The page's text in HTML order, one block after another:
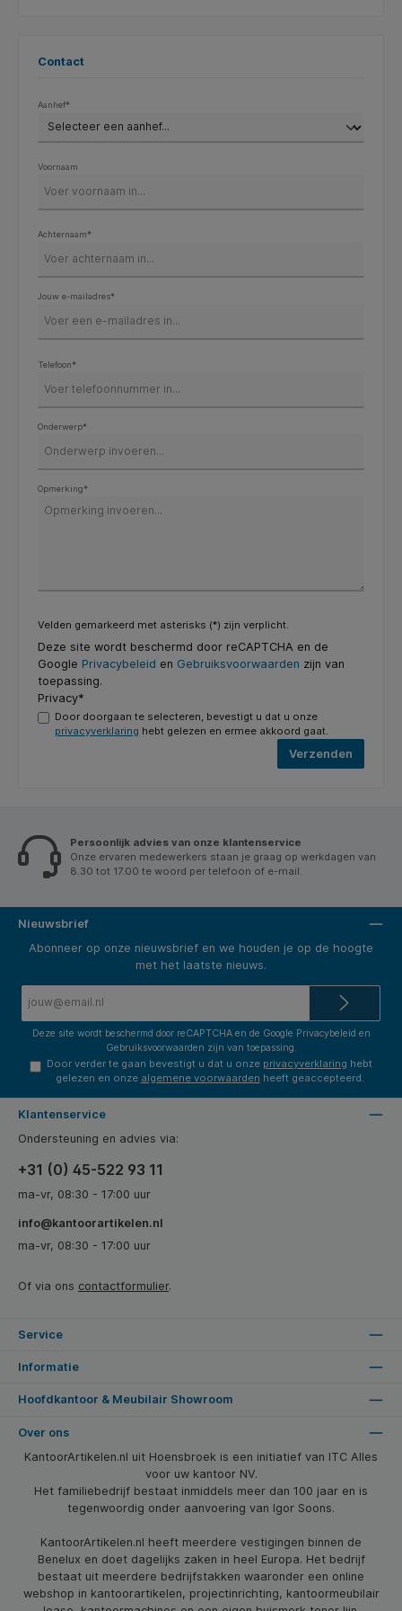
Contact
Aanhef*
Voornaam
Achternaam*
Jouw e-mailadres*
Telefoon*
Onderwerp*
Opmerking*
Velden gemarkeerd met asterisks (*) zijn verplicht.
Deze site wordt beschermd door reCAPTCHA en de
Google Privacybeleid en Gebruiksvoorwaarden zijn van
toepassing.
Privacy*
Door doorgaan te selecteren, bevestigt u dat u onze
privacyverklaring hebt gelezen en ermee akkoord gaat.
Verzenden
Persoonlijk advies van onze klantenservice
Onze ervaren medewerkers staan je graag op werkdagen van
8.30 tot 17.00 te woord per telefoon of e-mail.
Nieuwsbrief
Abonneer op onze nieuwsbrief en we houden je op de hoogte
met het laatste nieuws.
Deze site wordt beschermd door reCAPTCHA en de Google Privacybeleid en
Gebruiksvoorwaarden zijn van toepassing.
Door verder te gaan bevestigt u dat u onze privacyverklaring hebt
gelezen en onze algemene voorwaarden heeft geaccepteerd.
Klantenservice
Ondersteuning en advies via:
+31 (0) 45-522 93 11
ma-vr, 08:30 - 17:00 uur
info@kantoorartikelen.nl
ma-vr, 08:30 - 17:00 uur
Of via ons contactformulier.
Service
Informatie
Hoofdkantoor & Meubilair Showroom
Over ons
KantoorArtikelen.nl uit Hoensbroek is een initiatief van ITC Alles
voor uw kantoor NV.
Het familiebedrijf bestaat inmiddels meer dan 100 jaar en is
tegenwoordig onder aanvoering van Igor Soons.
KantoorArtikelen.nl heeft meerdere vestigingen binnen de
Benelux en doet dagelijks zaken in heel Europa. Het bedrijf
bestaat uit meerdere bedrijfstakken waaronder een online
webshop in kantoorartikelen, projectinrichting, kantoormeubilair